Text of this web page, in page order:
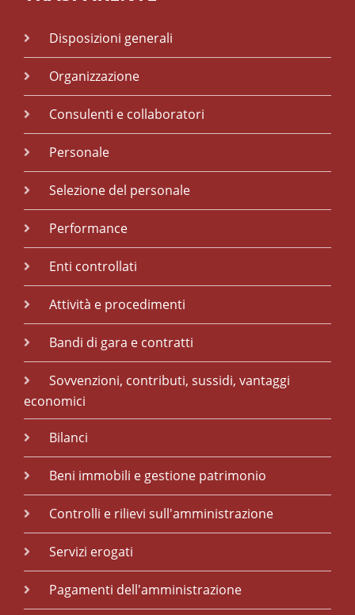
Disposizioni generali
Organizzazione
Consulenti e collaboratori
Personale
Selezione del personale
Performance
Enti controllati
Attività e procedimenti
Bandi di gara e contratti
Sovvenzioni, contributi, sussidi, vantaggi
economici
Bilanci
Beni immobili e gestione patrimonio
Controlli e rilievi sull'amministrazione
Servizi erogati
Pagamenti dell'amministrazione